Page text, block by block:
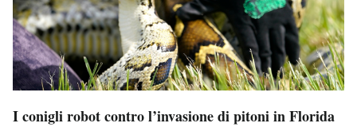
I conigli robot contro l’invasione di pitoni in Florida